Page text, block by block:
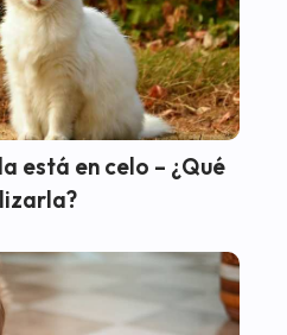
está en celo – ¿Qué